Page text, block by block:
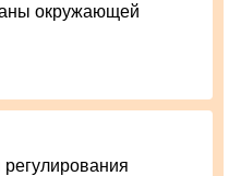
окружающей